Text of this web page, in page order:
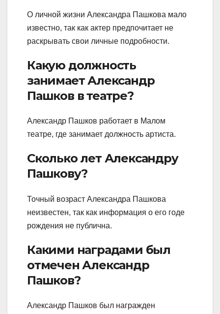
О личной жизни Александра Пашкова мало
известно, так как актер предпочитает не
раскрывать свои личные подробности.
Какую должность
занимает Александр
Пашков в театре?
Александр Пашков работает в Малом
театре, где занимает должность артиста.
Сколько лет Александру
Пашкову?
Точный возраст Александра Пашкова
неизвестен, так как информация о его годе
рождения не публична.
Какими наградами был
отмечен Александр
Пашков?
Александр Пашков был награжден